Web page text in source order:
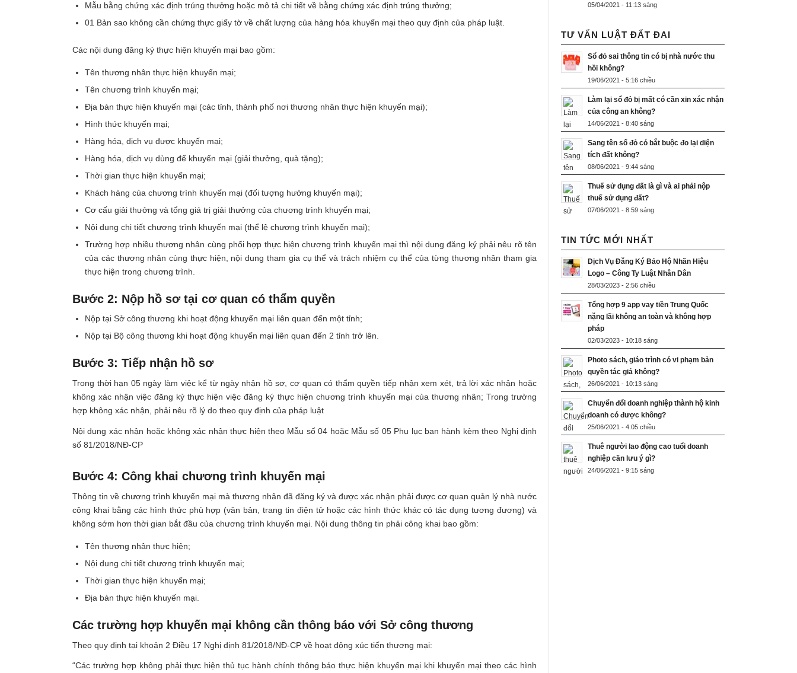
Mẫu bằng chứng xác định trúng thưởng hoặc mô tả chi tiết về bằng chứng xác định trúng thưởng;
01 Bản sao không cần chứng thực giấy tờ về chất lượng của hàng hóa khuyến mại theo quy định của pháp luật.
Các nội dung đăng ký thực hiện khuyến mại bao gồm:
Tên thương nhân thực hiện khuyến mại;
Tên chương trình khuyến mại;
Địa bàn thực hiện khuyến mại (các tỉnh, thành phố nơi thương nhân thực hiện khuyến mại);
Hình thức khuyến mại;
Hàng hóa, dịch vụ được khuyến mại;
Hàng hóa, dịch vụ dùng để khuyến mại (giải thưởng, quà tặng);
Thời gian thực hiện khuyến mại;
Khách hàng của chương trình khuyến mại (đối tượng hưởng khuyến mại);
Cơ cấu giải thưởng và tổng giá trị giải thưởng của chương trình khuyến mại;
Nội dung chi tiết chương trình khuyến mại (thể lệ chương trình khuyến mại);
Trường hợp nhiều thương nhân cùng phối hợp thực hiện chương trình khuyến mại thì nội dung đăng ký phải nêu rõ tên
của các thương nhân cùng thực hiện, nội dung tham gia cụ thể và trách nhiệm cụ thể của từng thương nhân tham gia
thực hiện trong chương trình.
Bước 2: Nộp hồ sơ tại cơ quan có thẩm quyền
Nộp tại Sở công thương khi hoạt động khuyến mại liên quan đến một tỉnh;
Nộp tại Bộ công thương khi hoạt động khuyến mại liên quan đến 2 tỉnh trở lên.
Bước 3: Tiếp nhận hồ sơ
Trong thời hạn 05 ngày làm việc kể từ ngày nhận hồ sơ, cơ quan có thẩm quyền tiếp nhận xem xét, trả lời xác nhận hoặc
không xác nhận việc đăng ký thực hiện việc đăng ký thực hiện chương trình khuyến mại của thương nhân; Trong trường
hợp không xác nhận, phải nêu rõ lý do theo quy định của pháp luật
Nội dung xác nhận hoặc không xác nhận thực hiện theo Mẫu số 04 hoặc Mẫu số 05 Phụ lục ban hành kèm theo Nghị định
số 81/2018/NĐ-CP
Bước 4: Công khai chương trình khuyến mại
Thông tin về chương trình khuyến mại mà thương nhân đã đăng ký và được xác nhận phải được cơ quan quản lý nhà nước
công khai bằng các hình thức phù hợp (văn bản, trang tin điện tử hoặc các hình thức khác có tác dụng tương đương) và
không sớm hơn thời gian bắt đầu của chương trình khuyến mại. Nội dung thông tin phải công khai bao gồm:
Tên thương nhân thực hiện;
Nội dung chi tiết chương trình khuyến mại;
Thời gian thực hiện khuyến mại;
Địa bàn thực hiện khuyến mại.
Các trường hợp khuyến mại không cần thông báo với Sở công thương
Theo quy định tại khoản 2 Điều 17 Nghị định 81/2018/NĐ-CP về hoạt động xúc tiến thương mại:
“Các trường hợp không phải thực hiện thủ tục hành chính thông báo thực hiện khuyến mại khi khuyến mại theo các hình
05/04/2021 - 11:13 sáng
TƯ VẤN LUẬT ĐẤT ĐAI
Sổ đỏ sai thông tin có bị nhà nước thu
hồi không?
19/06/2021 - 5:16 chiều
Làm lại sổ đỏ bị mất có cần xin xác nhận
của công an không?
14/06/2021 - 8:40 sáng
Sang tên sổ đỏ có bắt buộc đo lại diện
tích đất không?
08/06/2021 - 9:44 sáng
Thuế sử dụng đất là gì và ai phải nộp
thuế sử dụng đất?
07/06/2021 - 8:59 sáng
TIN TỨC MỚI NHẤT
Dịch Vụ Đăng Ký Bảo Hộ Nhãn Hiệu
Logo – Công Ty Luật Nhân Dân
28/03/2023 - 2:56 chiều
Tổng hợp 9 app vay tiền Trung Quốc
nặng lãi không an toàn và không hợp
pháp
02/03/2023 - 10:18 sáng
Photo sách, giáo trình có vi phạm bản
quyền tác giả không?
26/06/2021 - 10:13 sáng
Chuyển đổi doanh nghiệp thành hộ kinh
doanh có được không?
25/06/2021 - 4:05 chiều
Thuê người lao động cao tuổi doanh
nghiệp cần lưu ý gì?
24/06/2021 - 9:15 sáng